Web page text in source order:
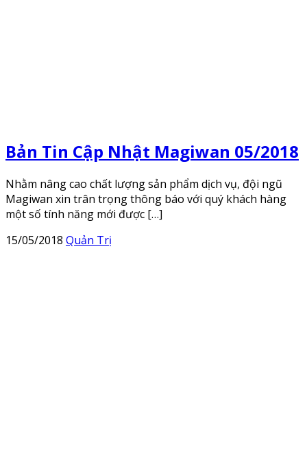
Bản Tin Cập Nhật Magiwan 05/2018
Nhằm nâng cao chất lượng sản phẩm dịch vụ, đội ngũ
Magiwan xin trân trọng thông báo với quý khách hàng
một số tính năng mới được […]
15/05/2018 Quản Trị